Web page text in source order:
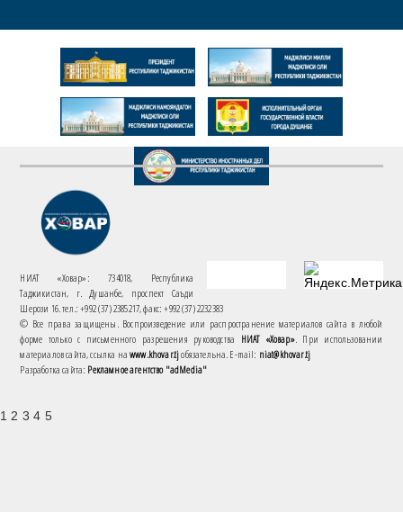
НИАТ «Ховар»: 734018, Республика
Таджикистан, г. Душанбе, проспект Саъди
Шерози 16. тел.: +992 (37) 2385217, факс: +992 (37) 2232383
© Все права защищены. Воспроизведение или распространение материалов сайта в любой
форме только с письменного разрешения руководства НИАТ «Ховар». При использовании
материалов сайта, ссылка наwww.khovar.tjобязательна. E-mail: niat@khovar.tj
Разработка сайта: Рекламное агентство "adMedia"
1 2 3 4 5